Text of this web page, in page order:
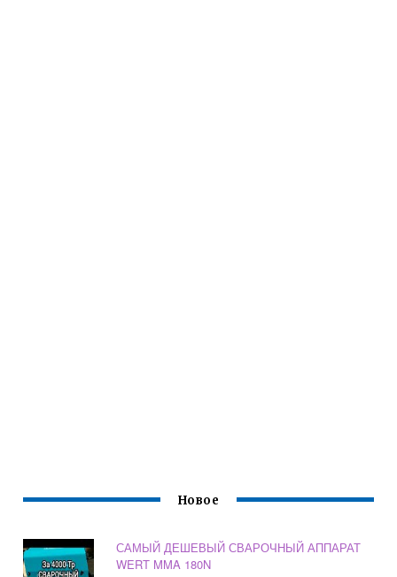
Новое
САМЫЙ ДЕШЕВЫЙ СВАРОЧНЫЙ АППАРАТ
WERT MMA 180N